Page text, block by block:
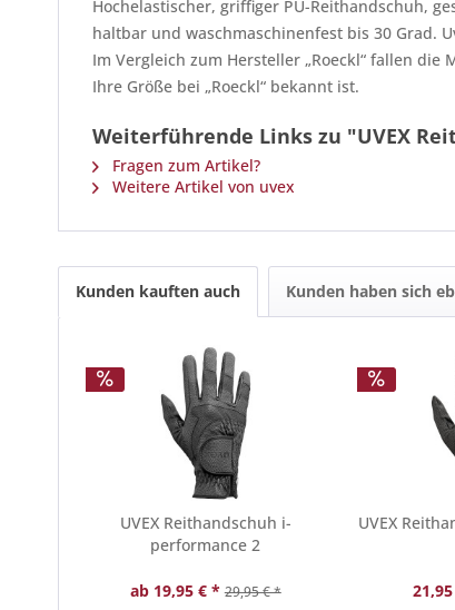
Hochelastischer, griffiger PU-Reithandschuh,
haltbar und waschmaschinenfest bis 30 Grad.
Im Vergleich zum Hersteller „Roeckl“ fallen
Ihre Größe bei „Roeckl“ bekannt ist.
Weiterführende Links zu "UVEX
Fragen zum Artikel?
Weitere Artikel von uvex
Kunden kauften auch Kunden haben sich
UVEX Reithandschuh i-
performance 2
ab 19,95 € * 29,95 € *
UVEX